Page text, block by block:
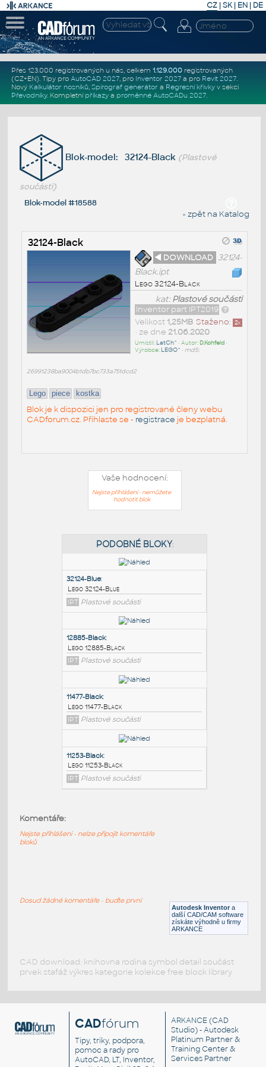
CZ | SK| EN | DE
Přes 123.000 registrovaných u nás, celkem 1.129.000registrovaných
(CZ+EN). Tipy pro AutoCAD 2027, pro Inventor 2027a pro Revit 2027.
Nový Kalkulátor nosníků, Spirograf generátor a Regresní křivkyv sekci
Převodníky. Kompletní příkazya proměnné AutoCADu 2027.
Blok-model: 32124-Black (Plastové
součásti)
Blok-model #18588
« zpět na Katalog
32124-Black
◄ DOWNLOAD 32124-
Black.ipt
Lego 32124-Black
kat:Plastové součásti
Inventor part IPT2019
Staženo: 2x
Velikost 1,25MB
• ze dne 21.06.2020
Umístil: LatCh^ • Autor: D.Kohfeld•
Výrobce: LEGO^ • md5:
26991238ba9004b1db7bc733a751dcd2
Lego piece kostka
Blok je k dispozici jen pro registrované členy webu
CADforum.cz. Přihlaste se - registrace je bezplatná.
Vaše hodnocení:
Nejste přihlášeni - nemůžete
hodnotit blok
:
Lego 32124-Blue
IPT Plastové součásti
12885-Black:
Lego 12885-Black
IPT Plastové součásti
Lego 11477-Black
Lego 11253-Black
Autodesk Inventor a
další CAD/CAM software
získáte výhodně u firmy
ARKANCE
Komentáře:
Nejste přihlášeni - nelze připojit komentáře
bloků
Dosud žádné komentáře - buďte první
CAD download: knihovna rodina symbol detail součást
prvek stafáž výkres kategorie kolekce free block library
CADfórum
Tipy, triky, podpora,
pomoc a rady pro
AutoCAD, LT, Inventor,
ARKANCE (CAD
Studio) - Autodesk
Platinum Partner &
Training Center &
Services Partner